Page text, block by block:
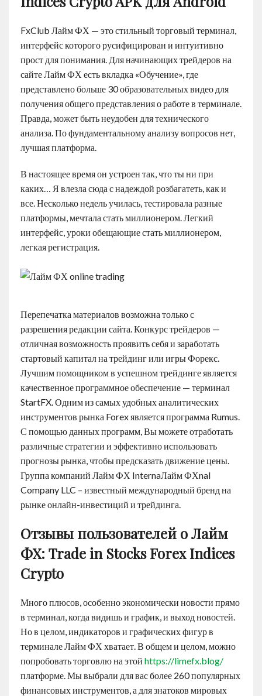
FxClub Лайм ФХ — это стильный торговый терминал,
интерфейс которого русифицирован и интуитивно
прост для понимания. Для начинающих трейдеров на
сайте Лайм ФХ есть вкладка «Обучение», где
представлено больше 30 образовательных видео для
получения общего представления о работе в терминале.
Правда, может быть неудобен для технического
анализа. По фундаментальному анализу вопросов нет,
лучшая платформа.
В настоящее время он устроен так, что ты ни при
каких… Я влезла сюда с надеждой розбагатеть, как и
все. Несколько недель училась, тестировала разные
платформы, мечтала стать миллионером. Легкий
интерфейс, уроки обещающие стать миллионером,
легкая регистрация.
Перепечатка материалов возможна только с
разрешения редакции сайта. Конкурс трейдеров —
отличная возможность проявить себя и заработать
стартовый капитал на трейдинг или игры Форекс.
Лучшим помощником в успешном трейдинге является
качественное программное обеспечение — терминал
StartFX. Одним из самых удобных аналитических
инструментов рынка Forex является программа Rumus.
С помощью данных программ, Вы можете отработать
различные стратегии и эффективно использовать
прогнозы рынка, чтобы предсказать движение цены.
Группа компаний Лайм ФХ InternaЛайм ФХnal
Company LLC – известный международный бренд на
рынке онлайн-инвестиций и трейдинга.
Отзывы пользователей о Лайм
ФХ: Trade in Stocks Forex Indices
Crypto
Много плюсов, особенно экономически новости прямо
в терминал, когда видишь и график, и выход новостей.
Но в целом, индикаторов и графических фигур в
терминале Лайм ФХ хватает. В общем и целом, можно
попробовать торговлю на этой https://limefx.blog/
платформе. Мы выбрали для вас более 260 популярных
финансовых инструментов, а для знатоков мировых